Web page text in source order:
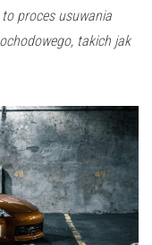
proces usuwania
takich jak